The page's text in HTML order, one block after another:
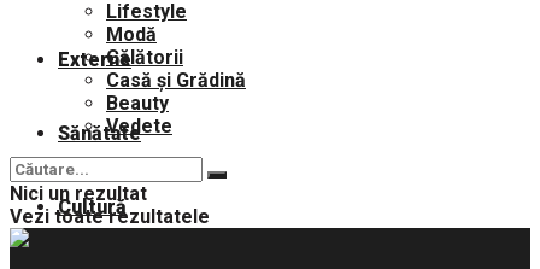
Externe
Sănătate
Cultură
Lifestyle
Modă
Călătorii
Casă și Grădină
Beauty
Vedete
Nici un rezultat
Vezi toate rezultatele